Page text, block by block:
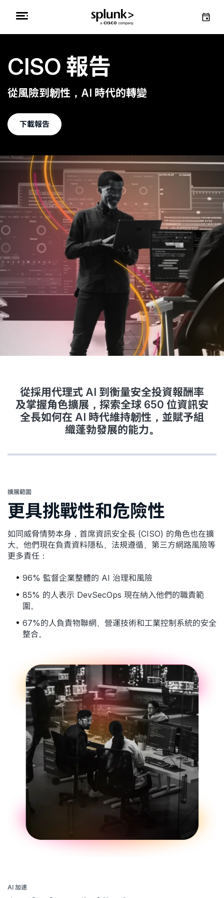
CISO 報告
從風險到韌性，AI 時代的轉變
下載報告
從採用代理式 AI 到衡量安全投資報酬率
及掌握角色擴展，探索全球 650 位資訊安
全長如何在 AI 時代維持韌性，並賦予組
織蓬勃發展的能力。
擴展範圍
更具挑戰性和危險性
如同威脅情勢本身，首席資訊安全長 (CISO) 的角色也在擴
大。他們現在負責資料隱私、法規遵循、第三方網路風險等
更多責任：
96% 監督企業整體的 AI 治理和風險
85% 的人表示 DevSecOps 現在納入他們的職責範
圍。
67%的人負責物聯網、營運技術和工業控制系統的安全
整合。
AI 加速